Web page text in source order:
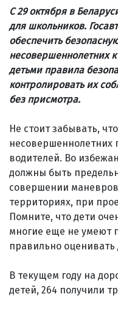
С 29 октября в
для школьников.
обеспечить
несовершеннолетних
детьми правила
контролировать их
без присмотра.
Не стоит забывать,
несовершеннолетних
водителей. Во
должны быть
совершении
территориях, при
Помните, что дети
многие еще не умеют
правильно
В текущем году на
детей, 264 получили